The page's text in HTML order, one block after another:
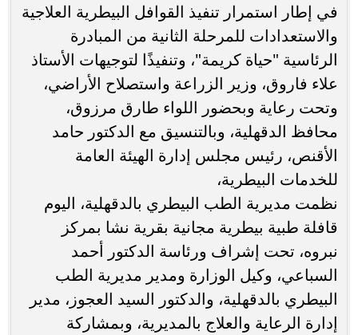
في إطار استمرار تنفيذ القوافل البيطرية العلاجية
والاستعدادات للمرحلة الثانية من المبادرة
الرئاسية "حياة كريمة"، وتنفيذًا لتوجيهات الأستاذ
علاء فاروق، وزير الزراعة واستصلاح الأراضي،
وتحت رعاية وبحضور اللواء طارق مرزوق،
محافظ الدقهلية، وبالتنسيق مع الدكتور حامد
الأقنص، رئيس مجلس إدارة الهيئة العامة
للخدمات البيطرية،
نظمت مديرية الطب البيطري بالدقهلية، اليوم
قافلة طبية بيطرية مجانية بقرية نشا بمركز
نبروه، تحت إشراف ورئاسة الدكتور أحمد
السباعي، وكيل الوزارة ومدير مديرية الطب
البيطري بالدقهلية، والدكتور السيد العجوز، مدير
إدارة الرعاية والعلاج بالمديرية، وبمشاركة